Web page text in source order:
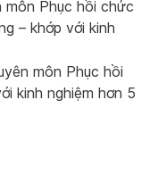
môn Phục hồi chức
– khớp với kinh
môn Phục hồi
kinh nghiệm hơn 5